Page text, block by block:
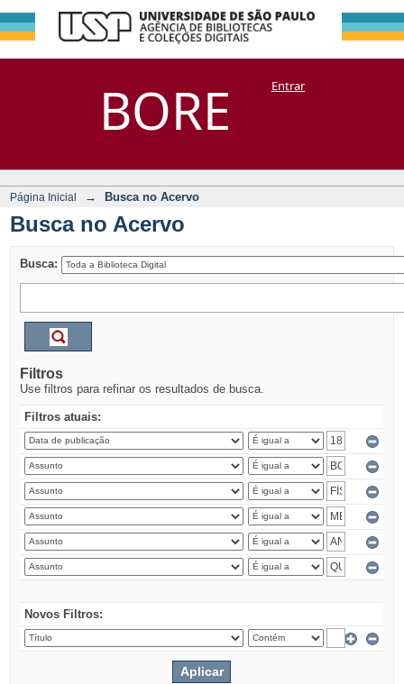
BORE
Busca no Acervo
DSpace/Manakin + CoriscoEntrar
Página Inicial → Busca no Acervo
Busca no Acervo
Busca:
Filtros
Use filtros para refinar os resultados de busca.
Filtros atuais:
Novos Filtros: